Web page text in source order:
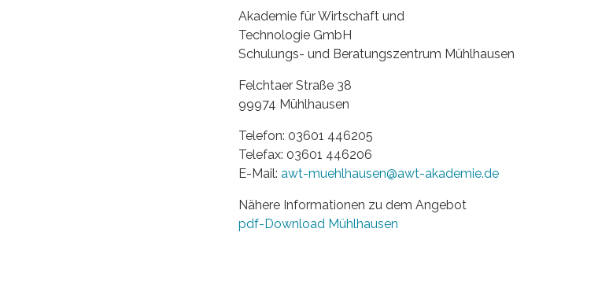
Akademie für Wirtschaft und
Technologie GmbH
Schulungs- und Beratungszentrum Mühlhausen
Felchtaer Straße 38
99974 Mühlhausen
Telefon: 03601 446205
Telefax: 03601 446206
E-Mail: awt-muehlhausen@awt-akademie.de
Nähere Informationen zu dem Angebot
pdf-Download Mühlhausen